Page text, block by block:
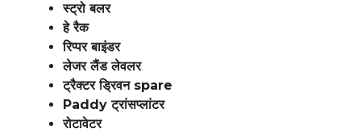
स्ट्रो बलर
हे रैक
रिप्पर बाइंडर
लेजर लैंड लेवलर
ट्रैक्टर ड्रिवन spare
Paddy ट्रांसप्लांटर
रोटावेटर